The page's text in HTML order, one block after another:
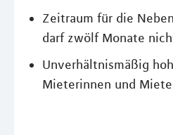
Zeitraum für die
darf zwölf Monate
Unverhältnismäßig
Mieterinnen und